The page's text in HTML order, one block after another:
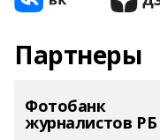
Партнеры
Фотобанк
журналистов РБ